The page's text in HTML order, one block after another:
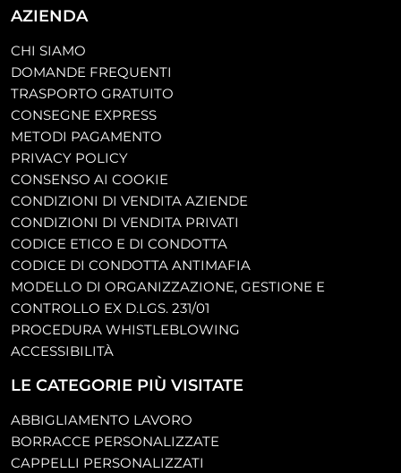
AZIENDA
CHI SIAMO
DOMANDE FREQUENTI
TRASPORTO GRATUITO
CONSEGNE EXPRESS
METODI PAGAMENTO
PRIVACY POLICY
CONSENSO AI COOKIE
CONDIZIONI DI VENDITA AZIENDE
CONDIZIONI DI VENDITA PRIVATI
CODICE ETICO E DI CONDOTTA
CODICE DI CONDOTTA ANTIMAFIA
MODELLO DI ORGANIZZAZIONE, GESTIONE E
CONTROLLO EX D.LGS. 231/01
PROCEDURA WHISTLEBLOWING
ACCESSIBILITÀ
LE CATEGORIE PIÙ VISITATE
ABBIGLIAMENTO LAVORO
BORRACCE PERSONALIZZATE
CAPPELLI PERSONALIZZATI